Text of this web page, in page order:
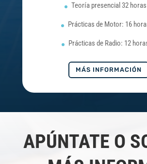
Teoría presencial 32 horas
Prácticas de Motor: 16
Prácticas de Radio: 12
MÁS INFORMACIÓN
APÚNTATE O